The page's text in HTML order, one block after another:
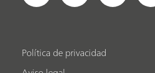
Política de privacidad